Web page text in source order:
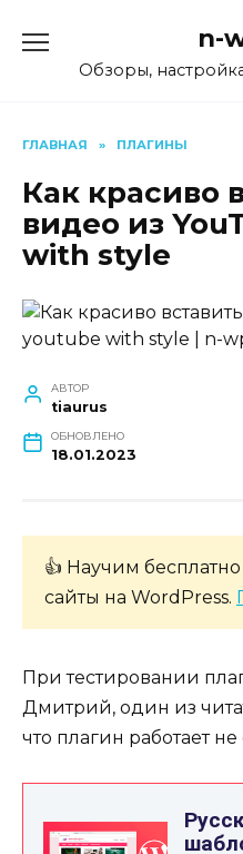
содержанию
n-
Обзоры,
ГЛАВНАЯ » ПЛАГИНЫ
Как красиво
видео из
with style
АВТОР
tiaurus
ОБНОВЛЕНО
18.01.2023
👍 Научим
сайты на WordPress.
При тестировании
Дмитрий, один из
что плагин работает